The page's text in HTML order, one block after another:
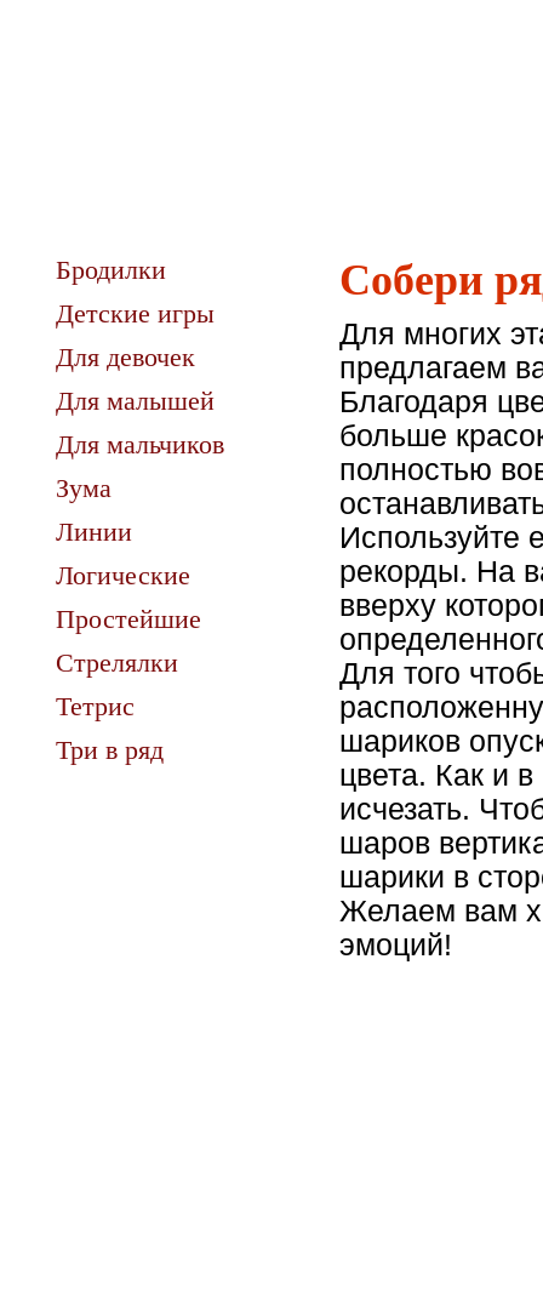
Бродилки
Детские игры
Для девочек
Для малышей
Для мальчиков
Зума
Линии
Логические
Простейшие
Стрелялки
Тетрис
Три в ряд
Собери
Для многих
предлагаем
Благодаря
больше
полностью
Используйте
рекорды. На
вверху
Для того
шариков
цвета. Как и
исчезать.
шаров
шарики в
Желаем вам
эмоций!